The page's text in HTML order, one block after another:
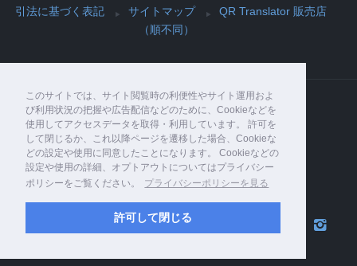
このサイトでは、サイト閲覧時の利便性やサイト運用およ
び利用状況の把握や広告配信などのために、Cookieなどを
使用してアクセスデータを取得・利用しています。 許可を
して閉じるか、これ以降ページを遷移した場合、Cookieな
どの設定や使用に同意したことになります。 Cookieなどの
設定や使用の詳細、オプトアウトについてはプライバシー
ポリシーをご覧ください。
プライバシーポリシーを見る
許可して閉じる
引法に基づく表記
サイトマップ
QR Translator 販売店
（順不同）
Copyright© PIJIN Co., Ltd. , 2026 All Rights
Reserved.